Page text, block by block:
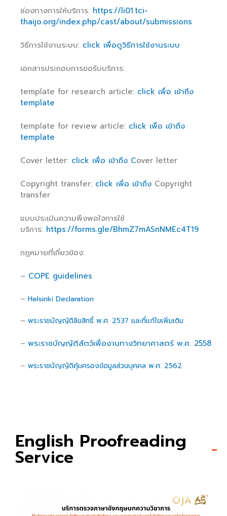
ช่องทางการให้บริการ: https://li01.tci-
thaijo.org/index.php/cast/about/submissions
วิธีการใช้งานระบบ: click เพื่อดูวิธีการใช้งานระบบ
เอกสารประกอบการขอรับบริการ:
template for research article: click เพื่อ เข้าถึง
template
template for review article: click เพื่อ เข้าถึง
template
Cover letter: click เพื่อ เข้าถึง Cover letter
Copyright transfer: click เพื่อ เข้าถึง Copyright
transfer
แบบประเมินความพึงพอใจการใช้
บริการ: https://forms.gle/BhmZ7mASnNMEc4T19
กฎหมายที่เกี่ยวข้อง:
– COPE guidelines
– Helsinki Declaration
– พระราชบัญญัติลิขสิทธิ์ พ.ศ. 2537 และที่แก้ไขเพิ่มเติม
– พระราชบัญญัติสัตว์เพื่องานทางวิทยาศาสตร์ พ.ศ. 2558
– พระราชบัญญัติคุ้มครองข้อมูลส่วนบุคคล พ.ศ. 2562
English Proofreading
Service